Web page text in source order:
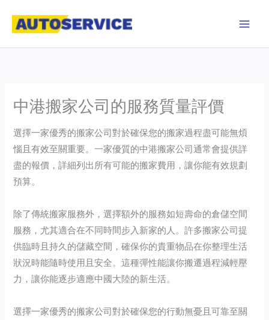
中港搬家公司的服務質量評價
選擇一家優秀的搬家公司對於確保您的搬家過程盡可能無煩
惱且有效至關重要。一家優質的中港搬家公司通常會提供詳
盡的報價，詳細列出所有可能的搬家費用，讓你能有效規劃
預算。
除了傳統搬家服務外，選擇額外的服務如短壽命的倉儲空間
服務，尤其適合在不同時間步入新家的人。許多搬家公司提
供臨時且持久的儲藏空間，確保你的貴重物品在你整理生活
狀況時能隨時使用且安全。這種彈性能讓你搬遷過程減輕壓
力，讓你能逐步適應中國大陸的新生活。
選擇一家優秀的搬家公司對於確保您的行動無憂且可靠至關